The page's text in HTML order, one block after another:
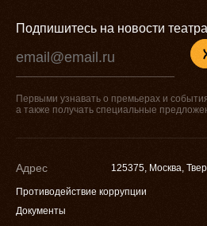
Подпишитесь на новости театра
Первыми узнавать о премьерах и
а также получать специальные
Противодействие коррупции
Документы
Адрес 125375, Москва,